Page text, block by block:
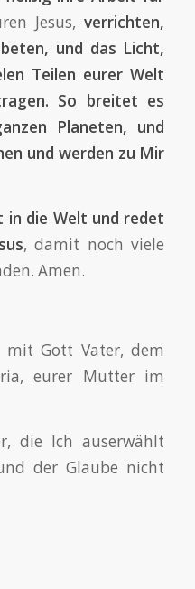
Jesus,verrichten,
und das Licht,
Teilen eurer Welt
So breitet es
Planeten, und
und werden zu Mir
in die Welt und redet
, damit noch viele
Amen.
mit Gott Vater, dem
eurer Mutter im
die Ich auserwählt
der Glaube nicht